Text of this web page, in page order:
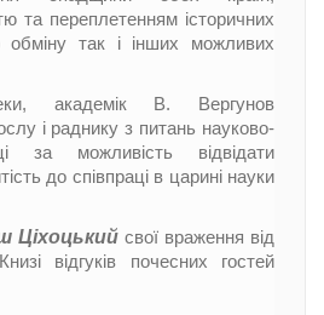
та переплетенням історичних
обміну так і інших можливих
академік В. Вергунов
і раднику з питань науково-
за можливість відвідати
до співпраці в царині науки
Ціхоцький свої враження від
відгуків почесних гостей